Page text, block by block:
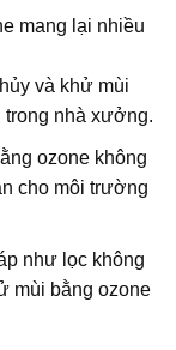
mang lại nhiều
và khử mùi
trong nhà xưởng.
ozone không
cho môi trường
như lọc không
mùi bằng ozone